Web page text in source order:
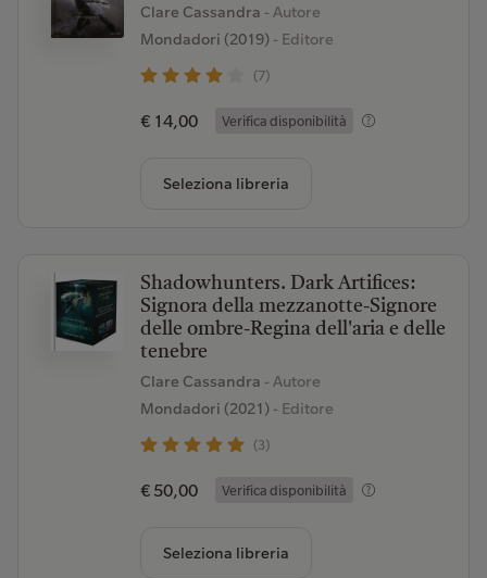
Clare Cassandra - Autore
Mondadori (2019)- Editore
(7)
€ 14,00 Verifica disponibilità
Seleziona libreria
Shadowhunters. Dark Artifices:
Signora della mezzanotte-Signore
delle ombre-Regina dell'aria e delle
tenebre
Clare Cassandra - Autore
Mondadori (2021)- Editore
(3)
€ 50,00 Verifica disponibilità
Seleziona libreria